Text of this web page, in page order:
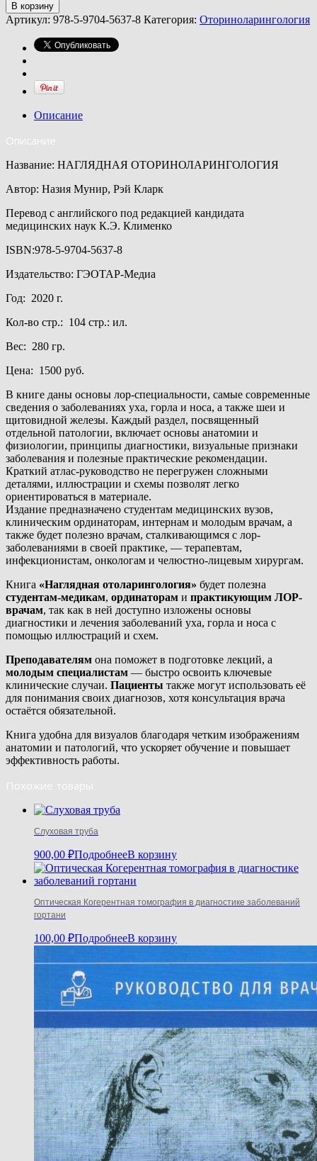
В корзину
Артикул: 978-5-9704-5637-8 Категория: Оториноларингология
Описание
Описание
Название: НАГЛЯДНАЯ ОТОРИНОЛАРИНГОЛОГИЯ
Автор: Назия Мунир, Рэй Кларк
Перевод с английского под редакцией кандидата
медицинских наук К.Э. Клименко
ISBN:978-5-9704-5637-8
Издательство: ГЭОТАР-Медиа
Год: 2020 г.
Кол-во стр.: 104 стр.: ил.
Вес: 280 гр.
Цена: 1500 руб.
В книге даны основы лор-специальности, самые современные
сведения о заболеваниях уха, горла и носа, а также шеи и
щитовидной железы. Каждый раздел, посвященный
отдельной патологии, включает основы анатомии и
физиологии, принципы диагностики, визуальные признаки
заболевания и полезные практические рекомендации.
Краткий атлас-руководство не перегружен сложными
деталями, иллюстрации и схемы позволят легко
ориентироваться в материале.
Издание предназначено студентам медицинских вузов,
клиническим ординаторам, интернам и молодым врачам, а
также будет полезно врачам, сталкивающимся с лор-
заболеваниями в своей практике, — терапевтам,
инфекционистам, онкологам и челюстно-лицевым хирургам.
Книга «Наглядная отоларингология» будет полезна
студентам-медикам, ординаторам и практикующим ЛОР-
врачам, так как в ней доступно изложены основы
диагностики и лечения заболеваний уха, горла и носа с
помощью иллюстраций и схем.
Преподавателям она поможет в подготовке лекций, а
молодым специалистам — быстро освоить ключевые
клинические случаи. Пациенты также могут использовать её
для понимания своих диагнозов, хотя консультация врача
остаётся обязательной.
Книга удобна для визуалов благодаря четким изображениям
анатомии и патологий, что ускоряет обучение и повышает
эффективность работы.
Похожие товары
Слуховая труба
900,00 ₽ПодробнееВ корзину
Оптическая Когерентная томография в диагностике заболеваний
гортани
100,00 ₽ПодробнееВ корзину